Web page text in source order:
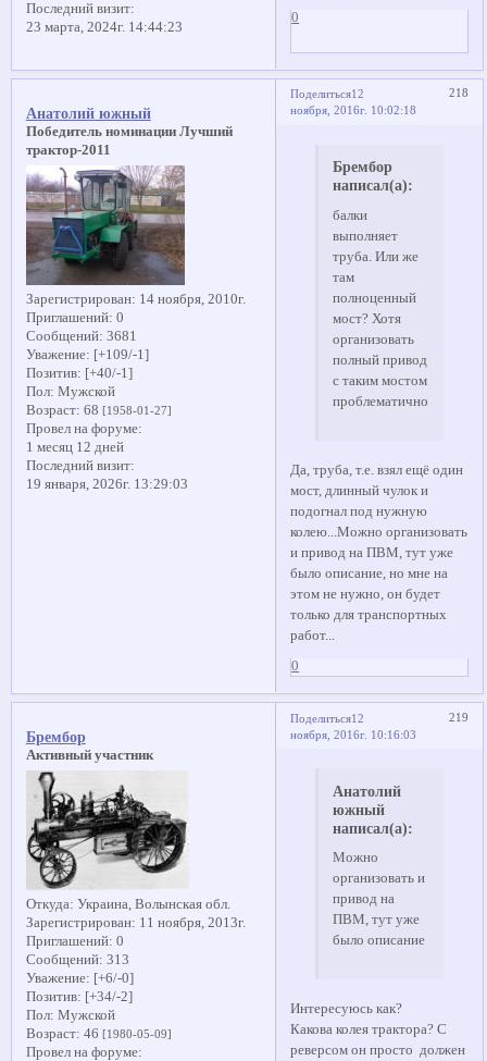
Последний визит:
23 марта, 2024г. 14:44:23
0
Поделиться 218
12
ноября, 2016г. 10:02:18
Анатолий южный
Победитель номинации Лучший
трактор-2011
Зарегистрирован: 14 ноября, 2010г.
Приглашений: 0
Сообщений: 3681
Уважение: [+109/-1]
Позитив: [+40/-1]
Пол: Мужской
Возраст: 68 [1958-01-27]
Провел на форуме:
1 месяц 12 дней
Последний визит:
19 января, 2026г. 13:29:03
Брембор
написал(а):
балки
выполняет
труба. Или же
там
полноценный
мост? Хотя
организовать
полный привод
с таким мостом
проблематично.
Да, труба, т.е. взял ещё один
мост, длинный чулок и
подогнал под нужную
колею...Можно организовать
и привод на ПВМ, тут уже
было описание, но мне на
этом не нужно, он будет
только для транспортных
работ...
0
Поделиться 219
12
ноября, 2016г. 10:16:03
Брембор
Активный участник
Откуда: Украина, Волынская обл.
Зарегистрирован: 11 ноября, 2013г.
Приглашений: 0
Сообщений: 313
Уважение: [+6/-0]
Позитив: [+34/-2]
Пол: Мужской
Возраст: 46 [1980-05-09]
Провел на форуме:
Анатолий
южный
написал(а):
Можно
организовать и
привод на
ПВМ, тут уже
было описание
Интересуюсь как?
Какова колея трактора? С
реверсом он просто должен